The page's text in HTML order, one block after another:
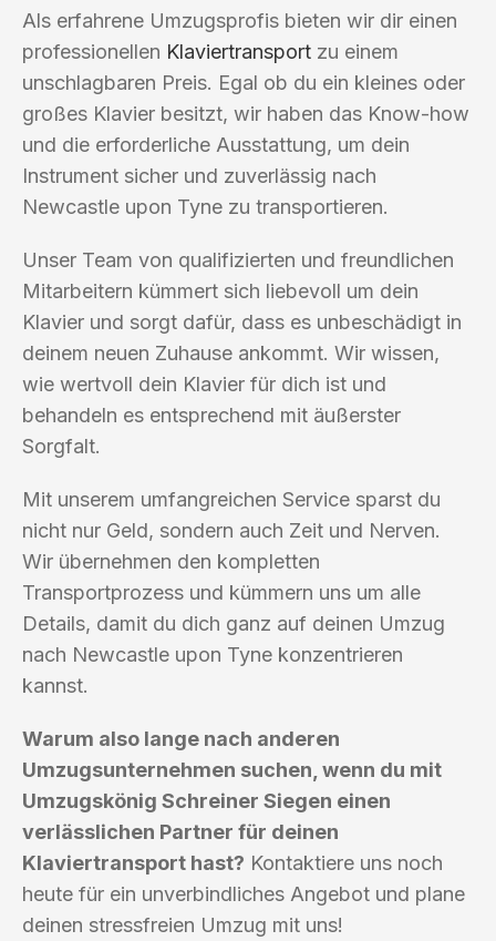
Als erfahrene Umzugsprofis bieten wir dir einen
professionellen Klaviertransport zu einem
unschlagbaren Preis. Egal ob du ein kleines oder
großes Klavier besitzt, wir haben das Know-how
und die erforderliche Ausstattung, um dein
Instrument sicher und zuverlässig nach
Newcastle upon Tyne zu transportieren.
Unser Team von qualifizierten und freundlichen
Mitarbeitern kümmert sich liebevoll um dein
Klavier und sorgt dafür, dass es unbeschädigt in
deinem neuen Zuhause ankommt. Wir wissen,
wie wertvoll dein Klavier für dich ist und
behandeln es entsprechend mit äußerster
Sorgfalt.
Mit unserem umfangreichen Service sparst du
nicht nur Geld, sondern auch Zeit und Nerven.
Wir übernehmen den kompletten
Transportprozess und kümmern uns um alle
Details, damit du dich ganz auf deinen Umzug
nach Newcastle upon Tyne konzentrieren
kannst.
Warum also lange nach anderen
Umzugsunternehmen suchen, wenn du mit
Umzugskönig Schreiner Siegen einen
verlässlichen Partner für deinen
Klaviertransport hast? Kontaktiere uns noch
heute für ein unverbindliches Angebot und plane
deinen stressfreien Umzug mit uns!